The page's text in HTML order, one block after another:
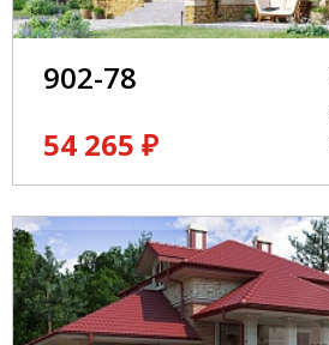
902-78
54 265 ₽